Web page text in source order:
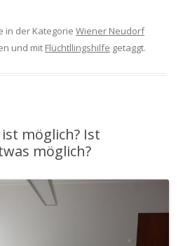
in der Kategorie Wiener Neudorf
und mit Flüchtllingshilfe getaggt.
möglich? Ist
möglich?